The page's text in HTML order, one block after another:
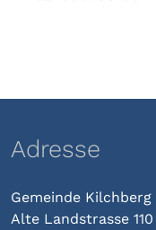
Adresse
Gemeinde Kilchberg
Alte Landstrasse 110